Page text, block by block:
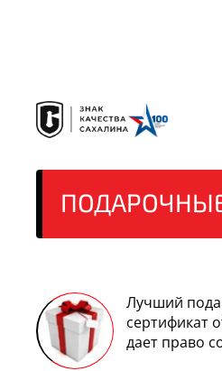
Лучший
сертификат
дает право